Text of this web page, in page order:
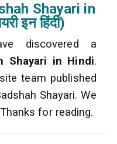
Shayari in
इन हिंदी)
discovered a
Shayari in Hindi.
team published
Shayari. We
for reading.